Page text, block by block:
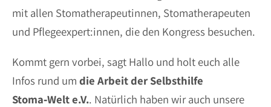
mit allen Stomatherapeutinnen, Stomatherapeuten
und Pflegeexpert:innen, die den Kongress besuchen.
Kommt gern vorbei, sagt Hallo und holt euch alle
Infos rund um die Arbeit der Selbsthilfe
Stoma‑Welt e.V.. Natürlich haben wir auch unsere